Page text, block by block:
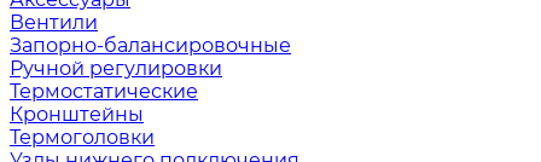
Вентили
Запорно-балансировочные
Ручной регулировки
Термостатические
Кронштейны
Термоголовки